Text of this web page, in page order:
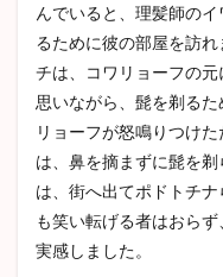
んでいると、理髪師の
るために彼の部屋を訪
チは、コワリョーフの
思いながら、髭を剃る
リョーフが怒鳴りつけ
は、鼻を摘まずに髭を
は、街へ出てポドトチ
も笑い転げる者はおら
実感しました。